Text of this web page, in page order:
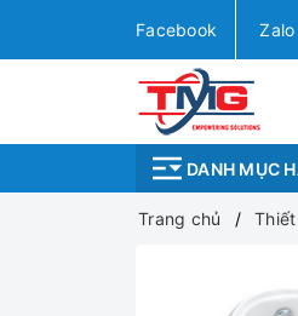
Facebook Zalo
DANH MỤC
Trang chủ Thiết